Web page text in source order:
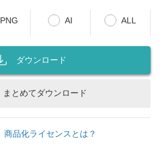
PNG AI ALL
ダウンロード
まとめてダウンロード
商品化ライセンスとは？